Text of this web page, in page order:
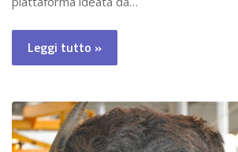
Leggi tutto »